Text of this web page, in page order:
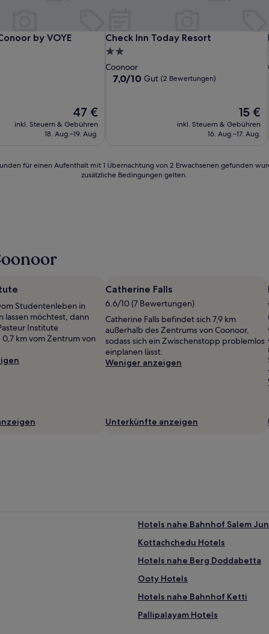
by VOYE
by VOYE HOMES
Der
Preis
beträgt
47 €
inkl. Steuern & Gebühren
18. Aug.–19. Aug.
Check Inn Today Resort
Check Inn Today Resort
2.0-
Sterne-
Unterkunft
Coonoor
7.0
7,0/10 Gut (2 Bewertungen)
Der
Preis
beträgt
15 €
inkl. Steuern & Gebühren
16. Aug.–17. Aug.
für einen Aufenthalt mit 1 Übernachtung von 2 Erwachsenen gefunden
zusätzliche Bedingungen gelten.
Studentenleben in
lassen möchtest, dann
Institute
km vom Zentrum von
Catherine Falls
6.6/10 (7 Bewertungen)
Catherine Falls befindet sich 7,9 km
außerhalb des Zentrums von Coonoor,
sodass sich ein Zwischenstopp problemlos
einplanen lässt.
Weniger anzeigen
Unterkünfte anzeigen
Hotels nahe Bahnhof Salem
Kottachchedu Hotels
Hotels nahe Berg Doddabetta
Ooty Hotels
Hotels nahe Bahnhof Ketti
Pallipalayam Hotels